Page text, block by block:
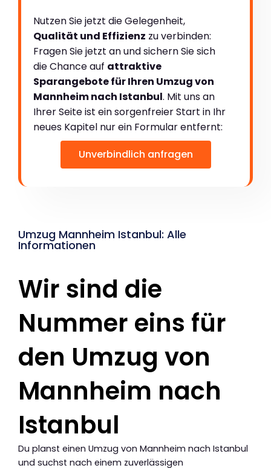
Nutzen Sie jetzt die Gelegenheit,
Qualität und Effizienz zu verbinden:
Fragen Sie jetzt an und sichern Sie sich
die Chance auf attraktive
Sparangebote für Ihren Umzug von
Mannheim nach Istanbul. Mit uns an
Ihrer Seite ist ein sorgenfreier Start in Ihr
neues Kapitel nur ein Formular entfernt:
Unverbindlich anfragen
Umzug Mannheim Istanbul: Alle
Informationen
Wir sind die
Nummer eins für
den Umzug von
Mannheim nach
Istanbul
Du planst einen Umzug von Mannheim nach Istanbul
und suchst nach einem zuverlässigen